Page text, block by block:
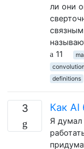
ли они
11
definitions
3 Как AI
Я думал